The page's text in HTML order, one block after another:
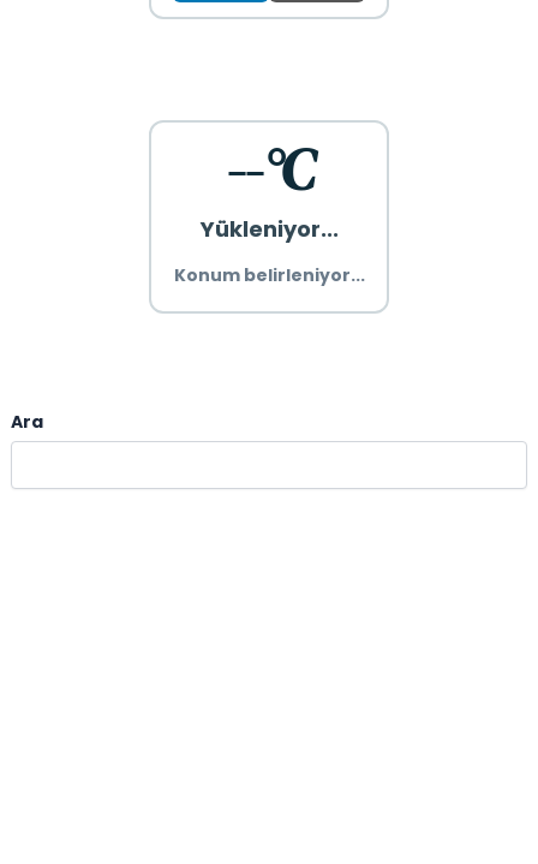
--°C
Yükleniyor...
Konum belirleniyor...
Ara